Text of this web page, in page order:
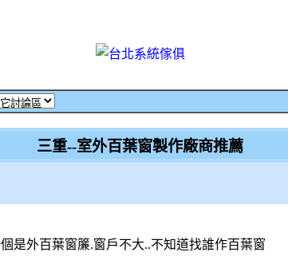
三重--室外百葉窗製作廠商推薦
是外百葉窗簾.窗戶不大..不知道找誰作百葉窗